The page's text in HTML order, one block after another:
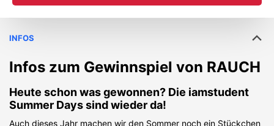
INFOS
Infos zum Gewinnspiel von RAUCH
Heute schon was gewonnen? Die iamstudent
Summer Days sind wieder da!
Auch dieses Jahr machen wir den Sommer noch ein Stückchen